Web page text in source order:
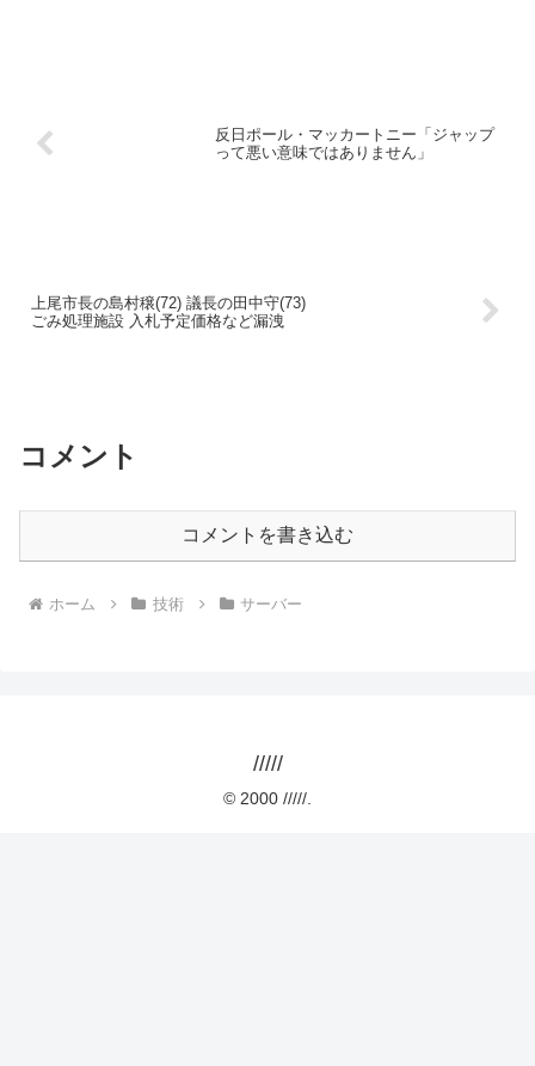
反日ポール・マッカートニー「ジャップ
って悪い意味ではありません」
上尾市長の島村穣(72) 議長の田中守(73)
ごみ処理施設 入札予定価格など漏洩
コメント
コメントを書き込む
ホーム 技術 サーバー
/////
© 2000 /////.